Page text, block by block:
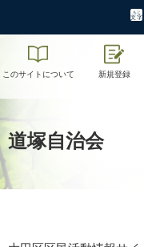
このサイトについて 新規登録
道塚自治会